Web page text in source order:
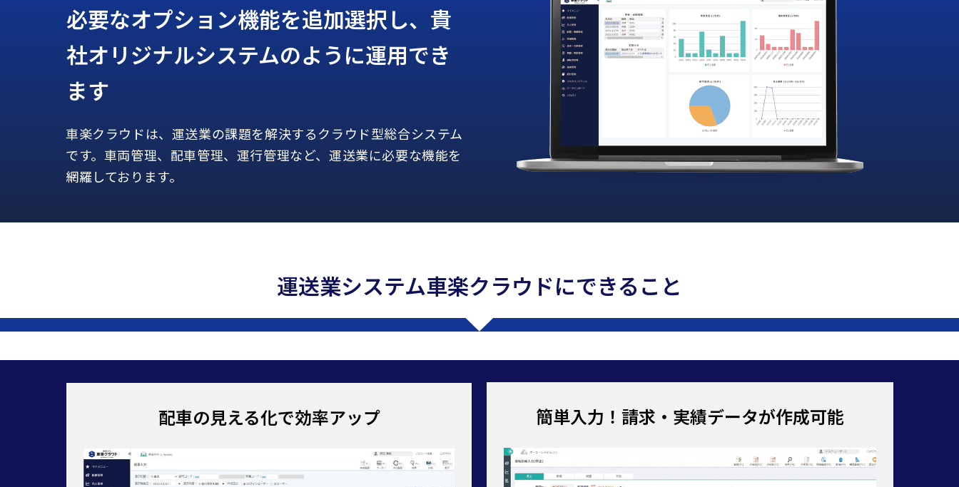
必要なオプション機能を追加選択し、貴
社オリジナルシステムのように運用でき
ます
車楽クラウドは、運送業の課題を解決するクラウド型総合システム
です。車両管理、配車管理、運行管理など、運送業に必要な機能を
網羅しております。
運送業システム車楽クラウドにできること
配車の見える化で効率アップ 簡単入力！請求・実績データが作成可能